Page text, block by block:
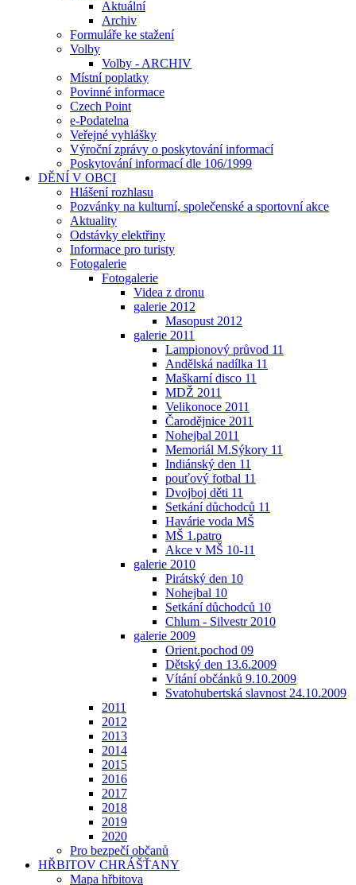
Aktuální
Archiv
Formuláře ke stažení
Volby
Volby - ARCHIV
Místní poplatky
Povinné informace
Czech Point
e-Podatelna
Veřejné vyhlášky
Výroční zprávy o poskytování informací
Poskytování informací dle 106/1999
DĚNÍ V OBCI
Hlášení rozhlasu
Pozvánky na kulturní, společenské a sportovní akce
Aktuality
Odstávky elektřiny
Informace pro turisty
Fotogalerie
Fotogalerie
Videa z dronu
galerie 2012
Masopust 2012
galerie 2011
Lampionový průvod 11
Andělská nadílka 11
Maškarní disco 11
MDŽ 2011
Velikonoce 2011
Čarodějnice 2011
Nohejbal 2011
Memoriál M.Sýkory 11
Indiánský den 11
pouťový fotbal 11
Dvojboj děti 11
Setkání důchodců 11
Havárie voda MŠ
MŠ 1.patro
Akce v MŠ 10-11
galerie 2010
Pirátský den 10
Nohejbal 10
Setkání důchodců 10
Chlum - Silvestr 2010
galerie 2009
Orient.pochod 09
Dětský den 13.6.2009
Vítání občánků 9.10.2009
Svatohubertská slavnost 24.10.2009
2011
2012
2013
2014
2015
2016
2017
2018
2019
2020
Pro bezpečí občanů
HŘBITOV CHRÁŠŤANY
Mapa hřbitova